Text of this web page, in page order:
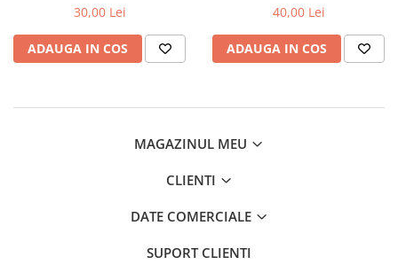
30,00 Lei
ADAUGA IN COS
40,00 Lei
ADAUGA IN COS
MAGAZINUL MEU
CLIENTI
DATE COMERCIALE
SUPORT CLIENTI